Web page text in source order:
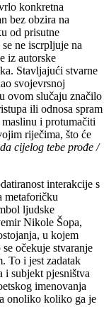
konkretna
bez obzira na
od prisutne
ne iscrpljuje na
iz autorske
Stavljajući stvarne
svojevrsnoj
ovom slučaju značilo
ili odnosa spram
i protumačiti
riječima, što će
cijelog tebe prođe /
interakcije s
metaforičku
ljudske
Nikole Šopa,
u kojem
očekuje stvaranje
To i jest zadatak
i subjekt pjesništva
imenovanja
onoliko koliko ga je